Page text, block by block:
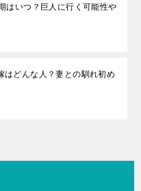
はいつ？巨人に行く可能性や
はどんな人？妻との馴れ初め